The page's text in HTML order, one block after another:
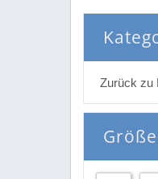
Zurück zu